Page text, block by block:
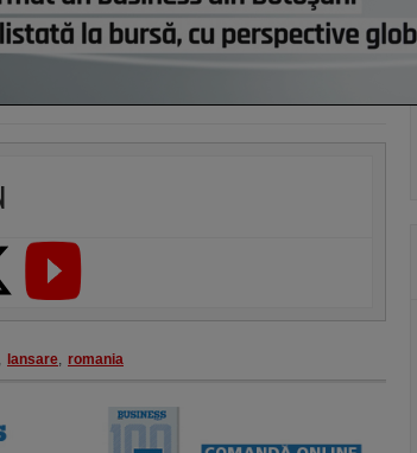
, lansare, romania